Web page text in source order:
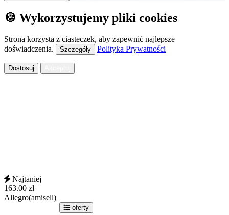
🍪 Wykorzystujemy pliki cookies
Strona korzysta z ciasteczek, aby zapewnić najlepsze
doświadczenia.
Szczegóły Polityka Prywatności
Dostosuj
Najtaniej
163.00 zł
Allegro(amisell)
oferty